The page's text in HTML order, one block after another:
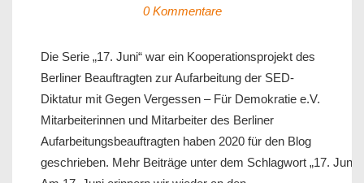
0 Kommentare
Die Serie „17. Juni“ war ein Kooperationsprojekt des
Berliner Beauftragten zur Aufarbeitung der SED-
Diktatur mit Gegen Vergessen – Für Demokratie e.V.
Mitarbeiterinnen und Mitarbeiter des Berliner
Aufarbeitungsbeauftragten haben 2020 für den Blog
geschrieben. Mehr Beiträge unter dem Schlagwort „17. Juni„.